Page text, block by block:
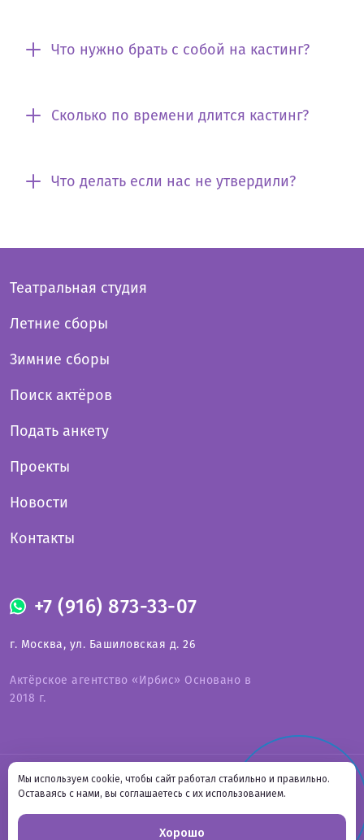
Что нужно брать с собой на кастинг?
Сколько по времени длится кастинг?
Что делать если нас не утвердили?
+7 (916) 873-33-07
г. Москва, ул. Башиловская д. 26
Актёрское агентство «Ирбис» Основано в
2018 г.
Театральная студия
Летние сборы
Зимние сборы
Поиск актёров
Подать анкету
Проекты
Новости
Контакты
СВЯЗАТЬСЯ С НАМИ
Оферта на предоставление услуг
Политика конфиденциальности
Онлайн-
запись
Мы используем cookie, чтобы сайт работал стабильно и правильно.
Оставаясь с нами, вы соглашаетесь с их использованием.
Хорошо